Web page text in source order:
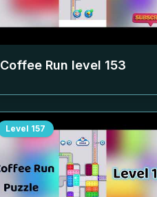
Coffee Run level 153
Level 157